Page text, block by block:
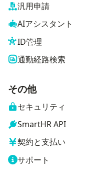
汎用申請
AIアシスタント
ID管理
通勤経路検索
その他
セキュリティ
SmartHR API
契約と支払い
サポート